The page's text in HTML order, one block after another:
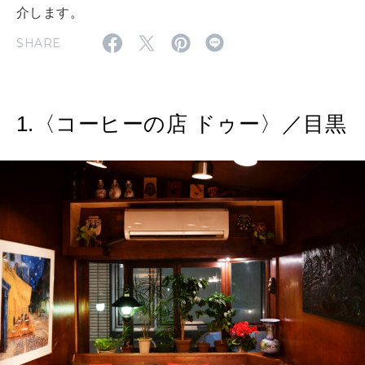
WORK&MONEY
MAGAZINE
2026年9月号「北海道 おいしく遊ぶ、夏のご褒美旅。」
2026年8月号『お茶の時間です。』
2026年7月号「鎌倉 ローカルが 教えてくれた 本当の歩き方。」
2026年6月号「大銀座 トレンドが生まれる 新しい一流店へ。」
2026年5月号「“大好き”に出会いに。韓国」
MAGAZINE MOOK
FOLLOW US!
介します。
SHARE
1.〈コーヒーの店 ドゥー〉／目黒